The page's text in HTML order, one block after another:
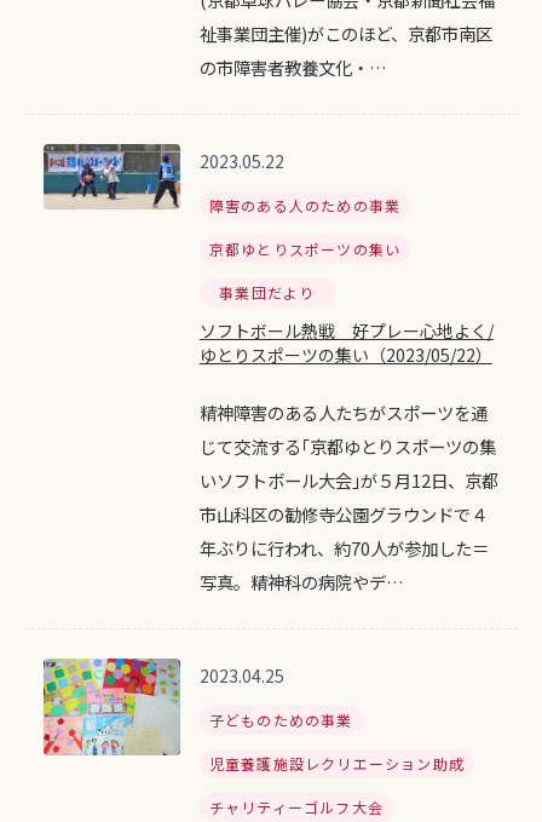
祉事業団主催)がこのほど、京都市南区
の市障害者教養文化・…
2023.05.22
障害のある人のための事業
京都ゆとりスポーツの集い
事業団だより
ソフトボール熱戦 好プレー心地よく/
ゆとりスポーツの集い（2023/05/22）
精神障害のある人たちがスポーツを通
じて交流する｢京都ゆとりスポーツの集
いソフトボール大会｣が５月12日、京都
市山科区の勧修寺公園グラウンドで４
年ぶりに行われ、約70人が参加した＝
写真。精神科の病院やデ…
2023.04.25
子どものための事業
児童養護施設レクリエーション助成
チャリティーゴルフ大会